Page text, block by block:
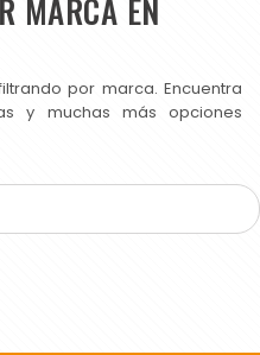
MARCA EN
por marca. Encuentra
y muchas más opciones